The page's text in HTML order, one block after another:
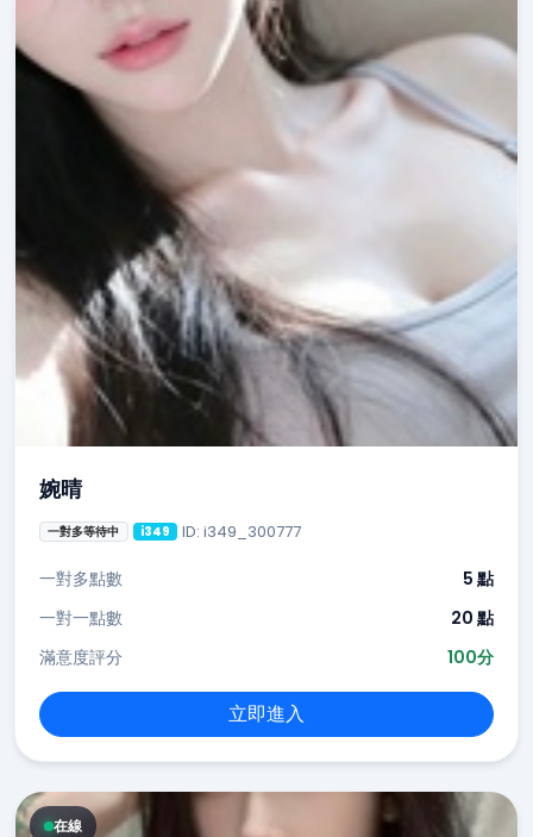
婉晴
一對多等待中 i349 ID: i349_300777
一對多點數
5 點
一對一點數
20 點
滿意度評分
100分
立即進入
在線